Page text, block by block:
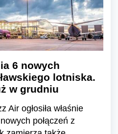
6 nowych
lotniska.
w grudniu
Air ogłosiła właśnie
połączeń z